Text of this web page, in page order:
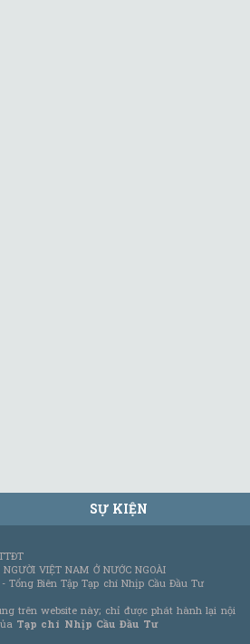
SỰ KIỆN
VIỆT NAM Ở NƯỚC NGOÀI
- Tổng Biên Tập Tạp chí Nhịp Cầu Đầu Tư
trên website này; chỉ được phát hành lại nội
Tạp chí Nhịp Cầu Đầu Tư